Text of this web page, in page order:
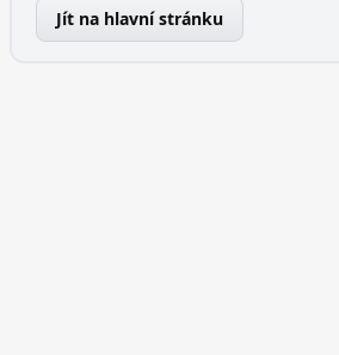
Jít na hlavní stránku